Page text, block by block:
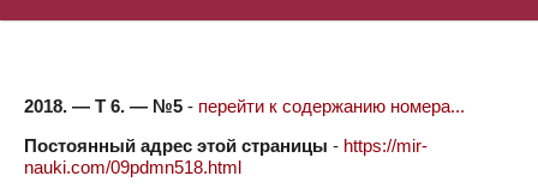
2018. — Т 6. — №5 - перейти к содержанию номера...
Постоянный адрес этой страницы - https://mir-
nauki.com/09pdmn518.html